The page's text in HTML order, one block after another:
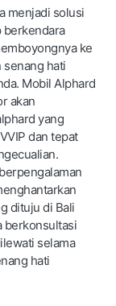
menjadi solusi
berkendara
ke
senang hati
Mobil Alphard
akan
yang
dan tepat
dituju di Bali
berkonsultasi
selama
hati